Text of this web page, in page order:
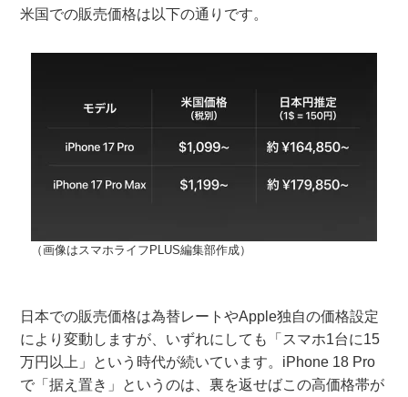
米国での販売価格は以下の通りです。
（画像はスマホライフPLUS編集部作成）
日本での販売価格は為替レートやApple独自の価格設定
により変動しますが、いずれにしても「スマホ1台に15
万円以上」という時代が続いています。iPhone 18 Pro
で「据え置き」というのは、裏を返せばこの高価格帯が